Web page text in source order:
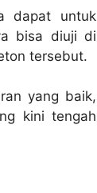
dapat untuk
bisa diuji di
tersebut.
yang baik,
kini tengah